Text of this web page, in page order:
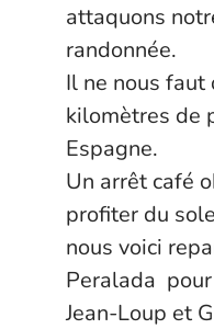
attaquons
randonnée.
Il ne nous
kilomètres de
Espagne.
Un arrêt café
profiter du
nous voici
Peralada
Jean-Loup et